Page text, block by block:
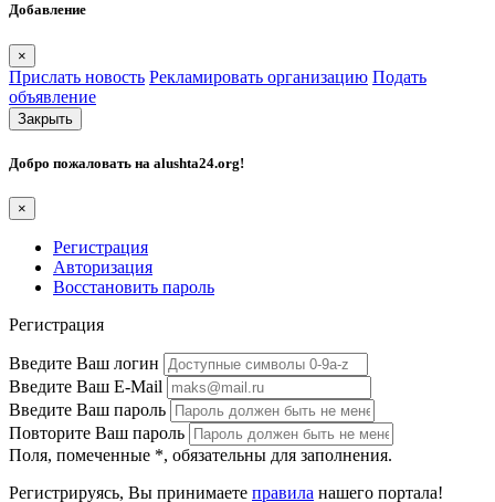
Добавление
×
Прислать новость Рекламировать организацию Подать
объявление
Закрыть
Добро пожаловать на alushta24.org!
×
Регистрация
Авторизация
Восстановить пароль
Регистрация
Введите Ваш логин
Введите Ваш E-Mail
Введите Ваш пароль
Повторите Ваш пароль
Поля, помеченные *, обязательны для заполнения.
Регистрируясь, Вы принимаете правила нашего портала!